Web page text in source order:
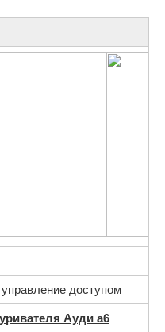
доступом
Ауди а6